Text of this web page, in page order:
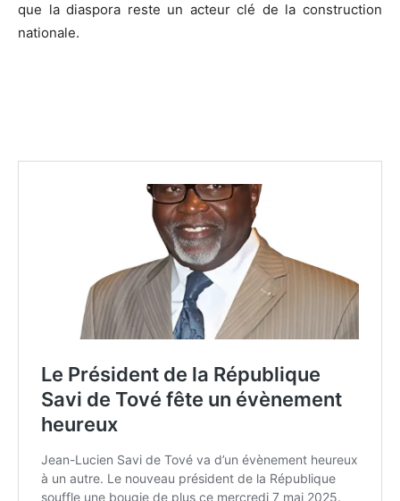
que la diaspora reste un acteur clé de la construction
nationale.